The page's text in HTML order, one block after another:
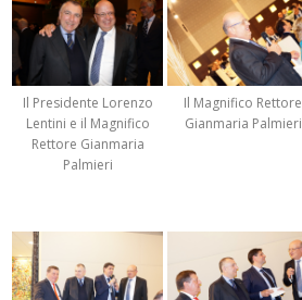
Il Presidente Lorenzo
Lentini e il Magnifico
Rettore Gianmaria
Palmieri
Il Magnifico Rettore
Gianmaria Palmieri